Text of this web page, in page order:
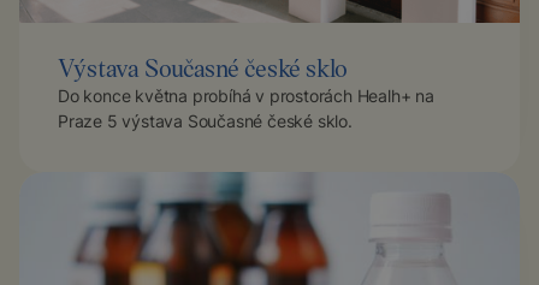
Výstava Současné české sklo
Do konce května probíhá v prostorách Healh+ na
Praze 5 výstava Současné české sklo.